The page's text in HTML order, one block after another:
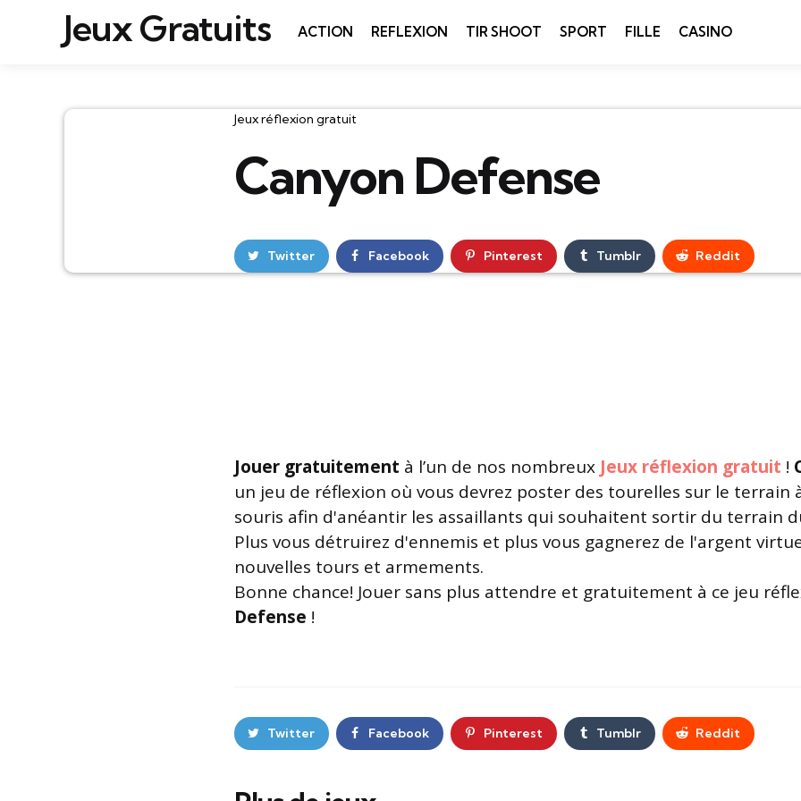
Jeux Gratuits ACTION REFLEXION TIR SHOOT SPORT FILLE CASINO
Catégories
Jeux réflexion gratuit
Canyon Defense
Twitter Facebook Pinterest Tumblr Reddit
Jouer gratuitement à l’un de nos nombreux Jeux réflexion gratuit !
un jeu de réflexion où vous devrez poster des tourelles sur le terrain
souris afin d'anéantir les assaillants qui souhaitent sortir du terrain
Plus vous détruirez d'ennemis et plus vous gagnerez de l'argent
nouvelles tours et armements.
Bonne chance! Jouer sans plus attendre et gratuitement à ce jeu
Defense !
Twitter Facebook Pinterest Tumblr Reddit